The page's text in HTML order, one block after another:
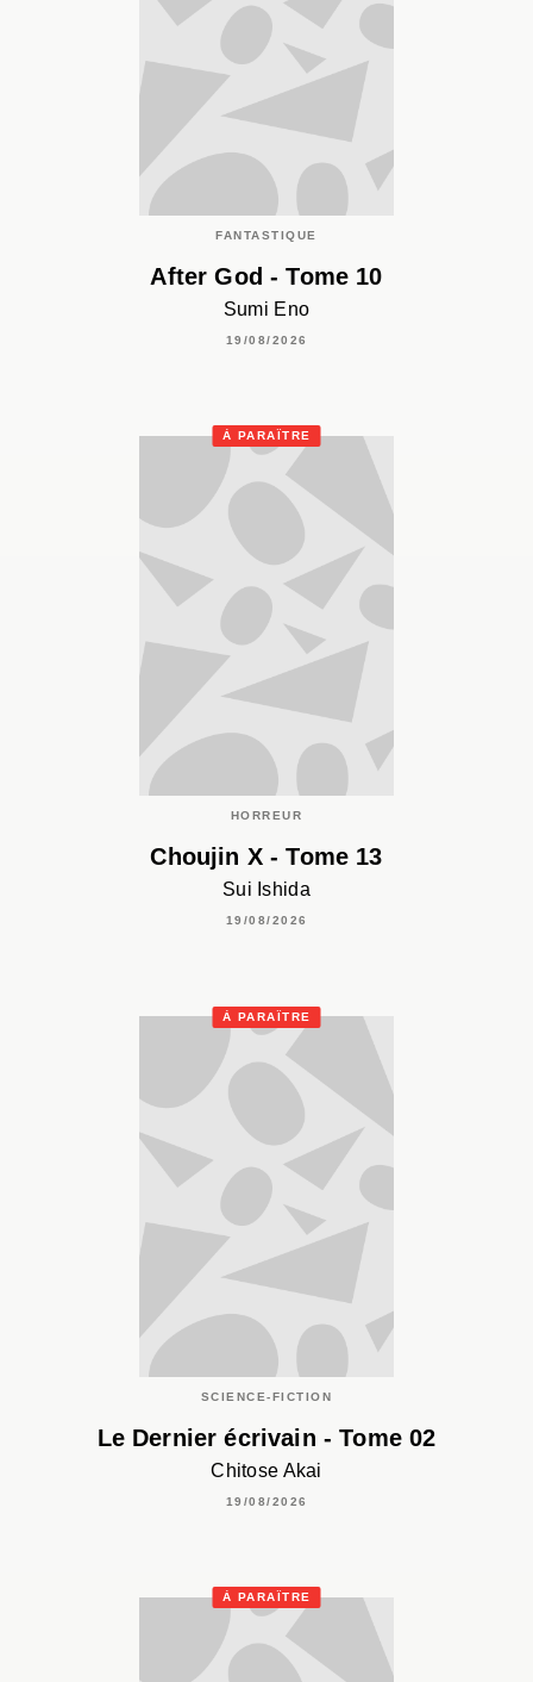
FANTASTIQUE
After God - Tome 10
Sumi Eno
19/08/2026
À PARAÎTRE
HORREUR
Choujin X - Tome 13
Sui Ishida
19/08/2026
À PARAÎTRE
SCIENCE-FICTION
Le Dernier écrivain - Tome 02
Chitose Akai
19/08/2026
À PARAÎTRE